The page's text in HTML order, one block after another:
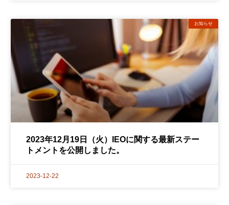
お知らせ
2023年12月19日（火）IEOに関する最新ステー
トメントを公開しました。
2023-12-22